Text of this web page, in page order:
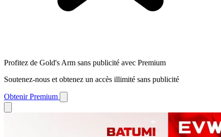
Profitez de Gold's Arm sans publicité avec Premium
Soutenez-nous et obtenez un accès illimité sans publicité
Obtenir Premium